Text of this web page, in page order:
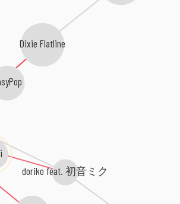
Dixie Flatline
doriko feat. 初音ミク